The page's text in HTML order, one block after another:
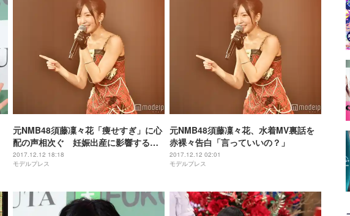
元NMB48須藤凜々花「痩せすぎ」に心
配の声相次ぐ 妊娠出産に影響する可
能性も
2017.12.12 18:18
モデルプレス
元NMB48須藤凜々花、水着MV裏話を
赤裸々告白「言っていいの？」
2017.12.12 02:01
モデルプレス